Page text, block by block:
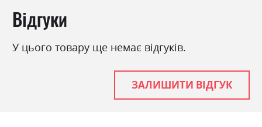
електризується;2)Foam 7-zone effect;3)чохол,
зшитий із ніжного, зносостійкого матеріалу,
який не електризується;жорсткість -
середня;висота -5 см;навантаження - 150кг
Scandi
Відгуки
У цього товару ще немає відгуків.
ЗАЛИШИТИ ВІДГУК